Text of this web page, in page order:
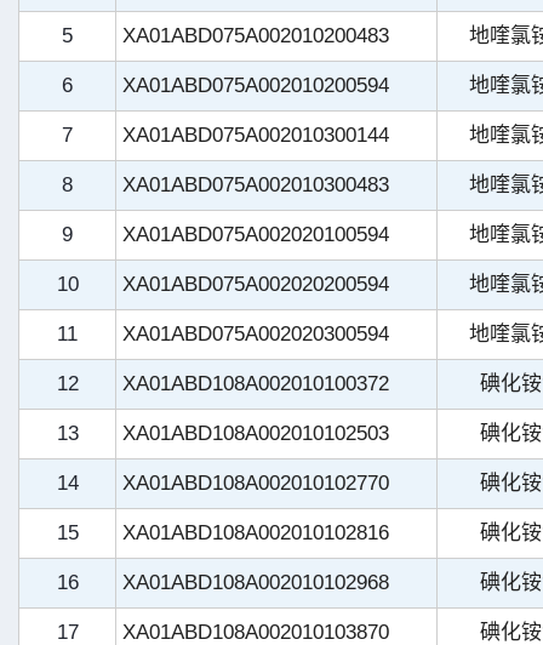
5 XA01ABD075A002010200483 地喹氯
6 XA01ABD075A002010200594 地喹氯
7 XA01ABD075A002010300144 地喹氯
8 XA01ABD075A002010300483 地喹氯
9 XA01ABD075A002020100594 地喹氯
10 XA01ABD075A002020200594 地喹氯
11 XA01ABD075A002020300594 地喹氯
12 XA01ABD108A002010100372 碘化
13 XA01ABD108A002010102503 碘化
14 XA01ABD108A002010102770 碘化
15 XA01ABD108A002010102816 碘化
16 XA01ABD108A002010102968 碘化
17 XA01ABD108A002010103870 碘化